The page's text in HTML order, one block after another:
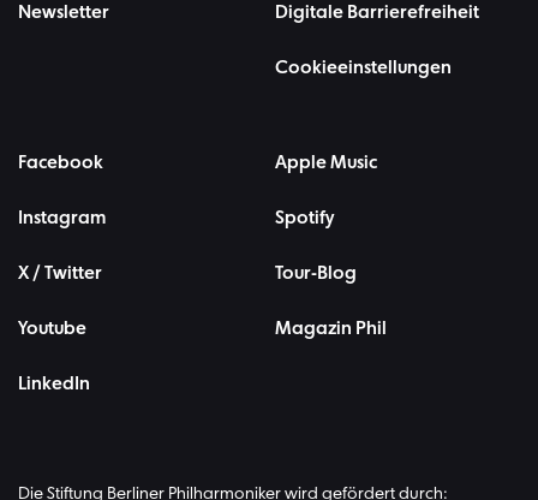
Newsletter Digitale Barrierefreiheit
Cookieeinstellungen
Facebook
Instagram
X / Twitter
Youtube
LinkedIn
Apple Music
Spotify
Tour-Blog
Magazin Phil
Die Stiftung Berliner Philharmoniker wird gefördert durch: